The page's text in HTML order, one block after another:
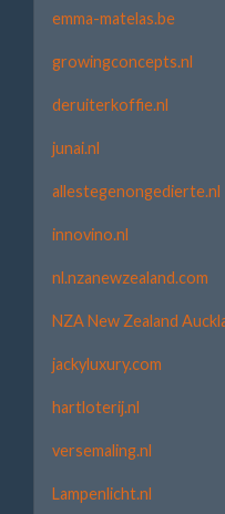
emma-matelas.be
growingconcepts.nl
deruiterkoffie.nl
junai.nl
allestegenongedierte.nl
innovino.nl
nl.nzanewzealand.com
NZA New Zealand
jackyluxury.com
hartloterij.nl
versemaling.nl
Lampenlicht.nl